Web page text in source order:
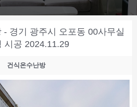
- 경기 광주시 오포동 00사무실
시공 2024.11.29
건식온수난방